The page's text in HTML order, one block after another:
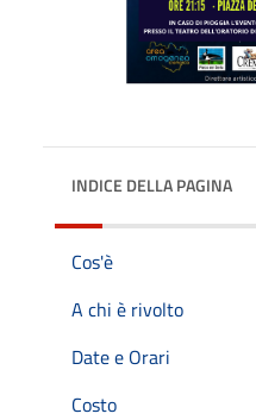
INDICE DELLA PAGINA
Cos'è
A chi è rivolto
Date e Orari
Costo